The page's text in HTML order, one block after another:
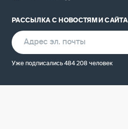
РАССЫЛКА С НОВОСТЯМИ САЙТА
Уже подписались 484 208 человек